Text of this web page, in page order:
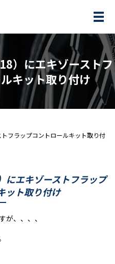
メ
）にエキゾーストフ
キット取り付け
フラップコントロールキット取り付
にエキゾーストフラップ
ット取り付け
、、、、